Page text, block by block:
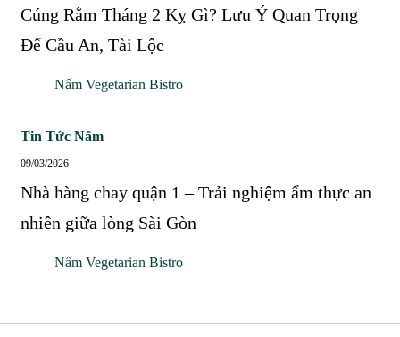
cúng
chuẩn
Tháng
2
Gì?
Ý
Trọng
Để
Cúng Rằm Tháng 2 Kỵ Gì? Lưu Ý Quan Trọng
Để Cầu An, Tài Lộc
Nấm Vegetarian Bistro
Tin Tức NấmNhà
chay
quận
–
nghiệm
09/03/2026
Nhà hàng chay quận 1 – Trải nghiệm ẩm thực an
nhiên giữa lòng Sài Gòn
Nấm Vegetarian Bistro